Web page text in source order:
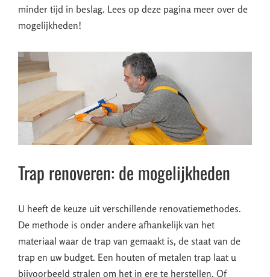
minder tijd in beslag. Lees op deze pagina meer over de
mogelijkheden!
Trap renoveren: de mogelijkheden
U heeft de keuze uit verschillende renovatiemethodes.
De methode is onder andere afhankelijk van het
materiaal waar de trap van gemaakt is, de staat van de
trap en uw budget. Een houten of metalen trap laat u
bijvoorbeeld stralen om het in ere te herstellen. Of